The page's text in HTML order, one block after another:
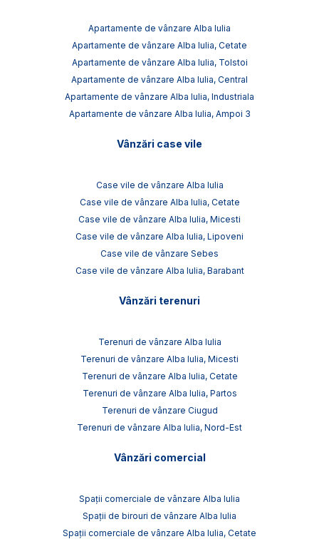
Apartamente de vânzare Alba Iulia
Apartamente de vânzare Alba Iulia, Cetate
Apartamente de vânzare Alba Iulia, Tolstoi
Apartamente de vânzare Alba Iulia, Central
Apartamente de vânzare Alba Iulia, Industriala
Apartamente de vânzare Alba Iulia, Ampoi 3
Vânzări case vile
Case vile de vânzare Alba Iulia
Case vile de vânzare Alba Iulia, Cetate
Case vile de vânzare Alba Iulia, Micesti
Case vile de vânzare Alba Iulia, Lipoveni
Case vile de vânzare Sebes
Case vile de vânzare Alba Iulia, Barabant
Vânzări terenuri
Terenuri de vânzare Alba Iulia
Terenuri de vânzare Alba Iulia, Micesti
Terenuri de vânzare Alba Iulia, Cetate
Terenuri de vânzare Alba Iulia, Partos
Terenuri de vânzare Ciugud
Terenuri de vânzare Alba Iulia, Nord-Est
Vânzări comercial
Spații comerciale de vânzare Alba Iulia
Spații de birouri de vânzare Alba Iulia
Spații comerciale de vânzare Alba Iulia, Cetate